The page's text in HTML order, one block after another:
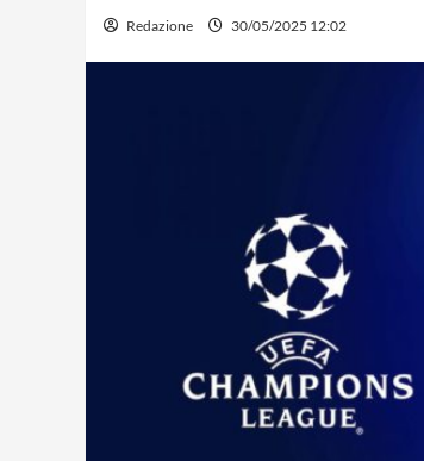
Redazione 30/05/2025 12:02